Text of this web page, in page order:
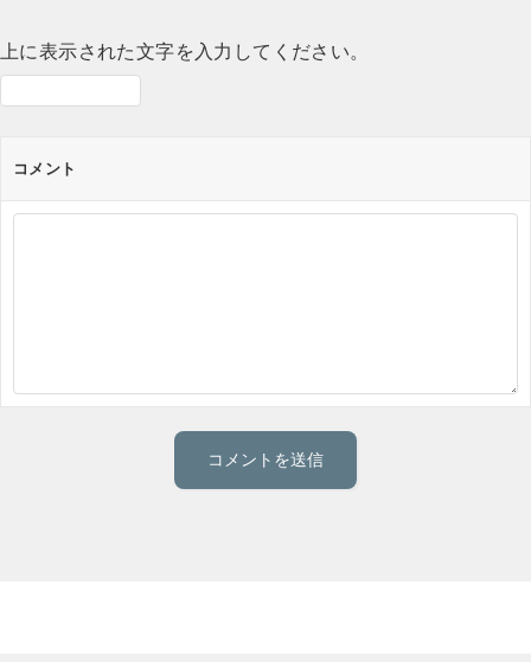
上に表示された文字を入力してください。
コメント